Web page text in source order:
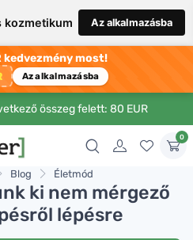
kozmetikum Az alkalmazásba
kedvezmény most!
Az alkalmazásba
összeg felett: 80 EUR
0
Blog Életmód
ki nem mérgező
lépésre